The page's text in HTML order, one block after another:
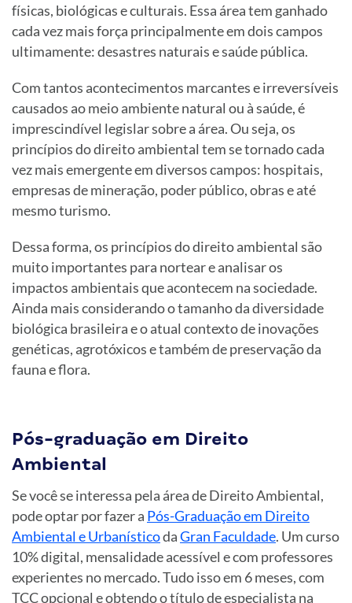
físicas, biológicas e culturais. Essa área tem ganhado
cada vez mais força principalmente em dois campos
ultimamente: desastres naturais e saúde pública.
Com tantos acontecimentos marcantes e irreversíveis
causados ao meio ambiente natural ou à saúde, é
imprescindível legislar sobre a área. Ou seja, os
princípios do direito ambiental tem se tornado cada
vez mais emergente em diversos campos: hospitais,
empresas de mineração, poder público, obras e até
mesmo turismo.
Dessa forma, os princípios do direito ambiental são
muito importantes para nortear e analisar os
impactos ambientais que acontecem na sociedade.
Ainda mais considerando o tamanho da diversidade
biológica brasileira e o atual contexto de inovações
genéticas, agrotóxicos e também de preservação da
fauna e flora.
Pós-graduação em Direito
Ambiental
Se você se interessa pela área de Direito Ambiental,
pode optar por fazer a Pós-Graduação em Direito
Ambiental e UrbanísticodaGran Faculdade. Um curso
10% digital, mensalidade acessível e com professores
experientes no mercado. Tudo isso em 6 meses, com
TCC opcional e obtendo o título de especialista na